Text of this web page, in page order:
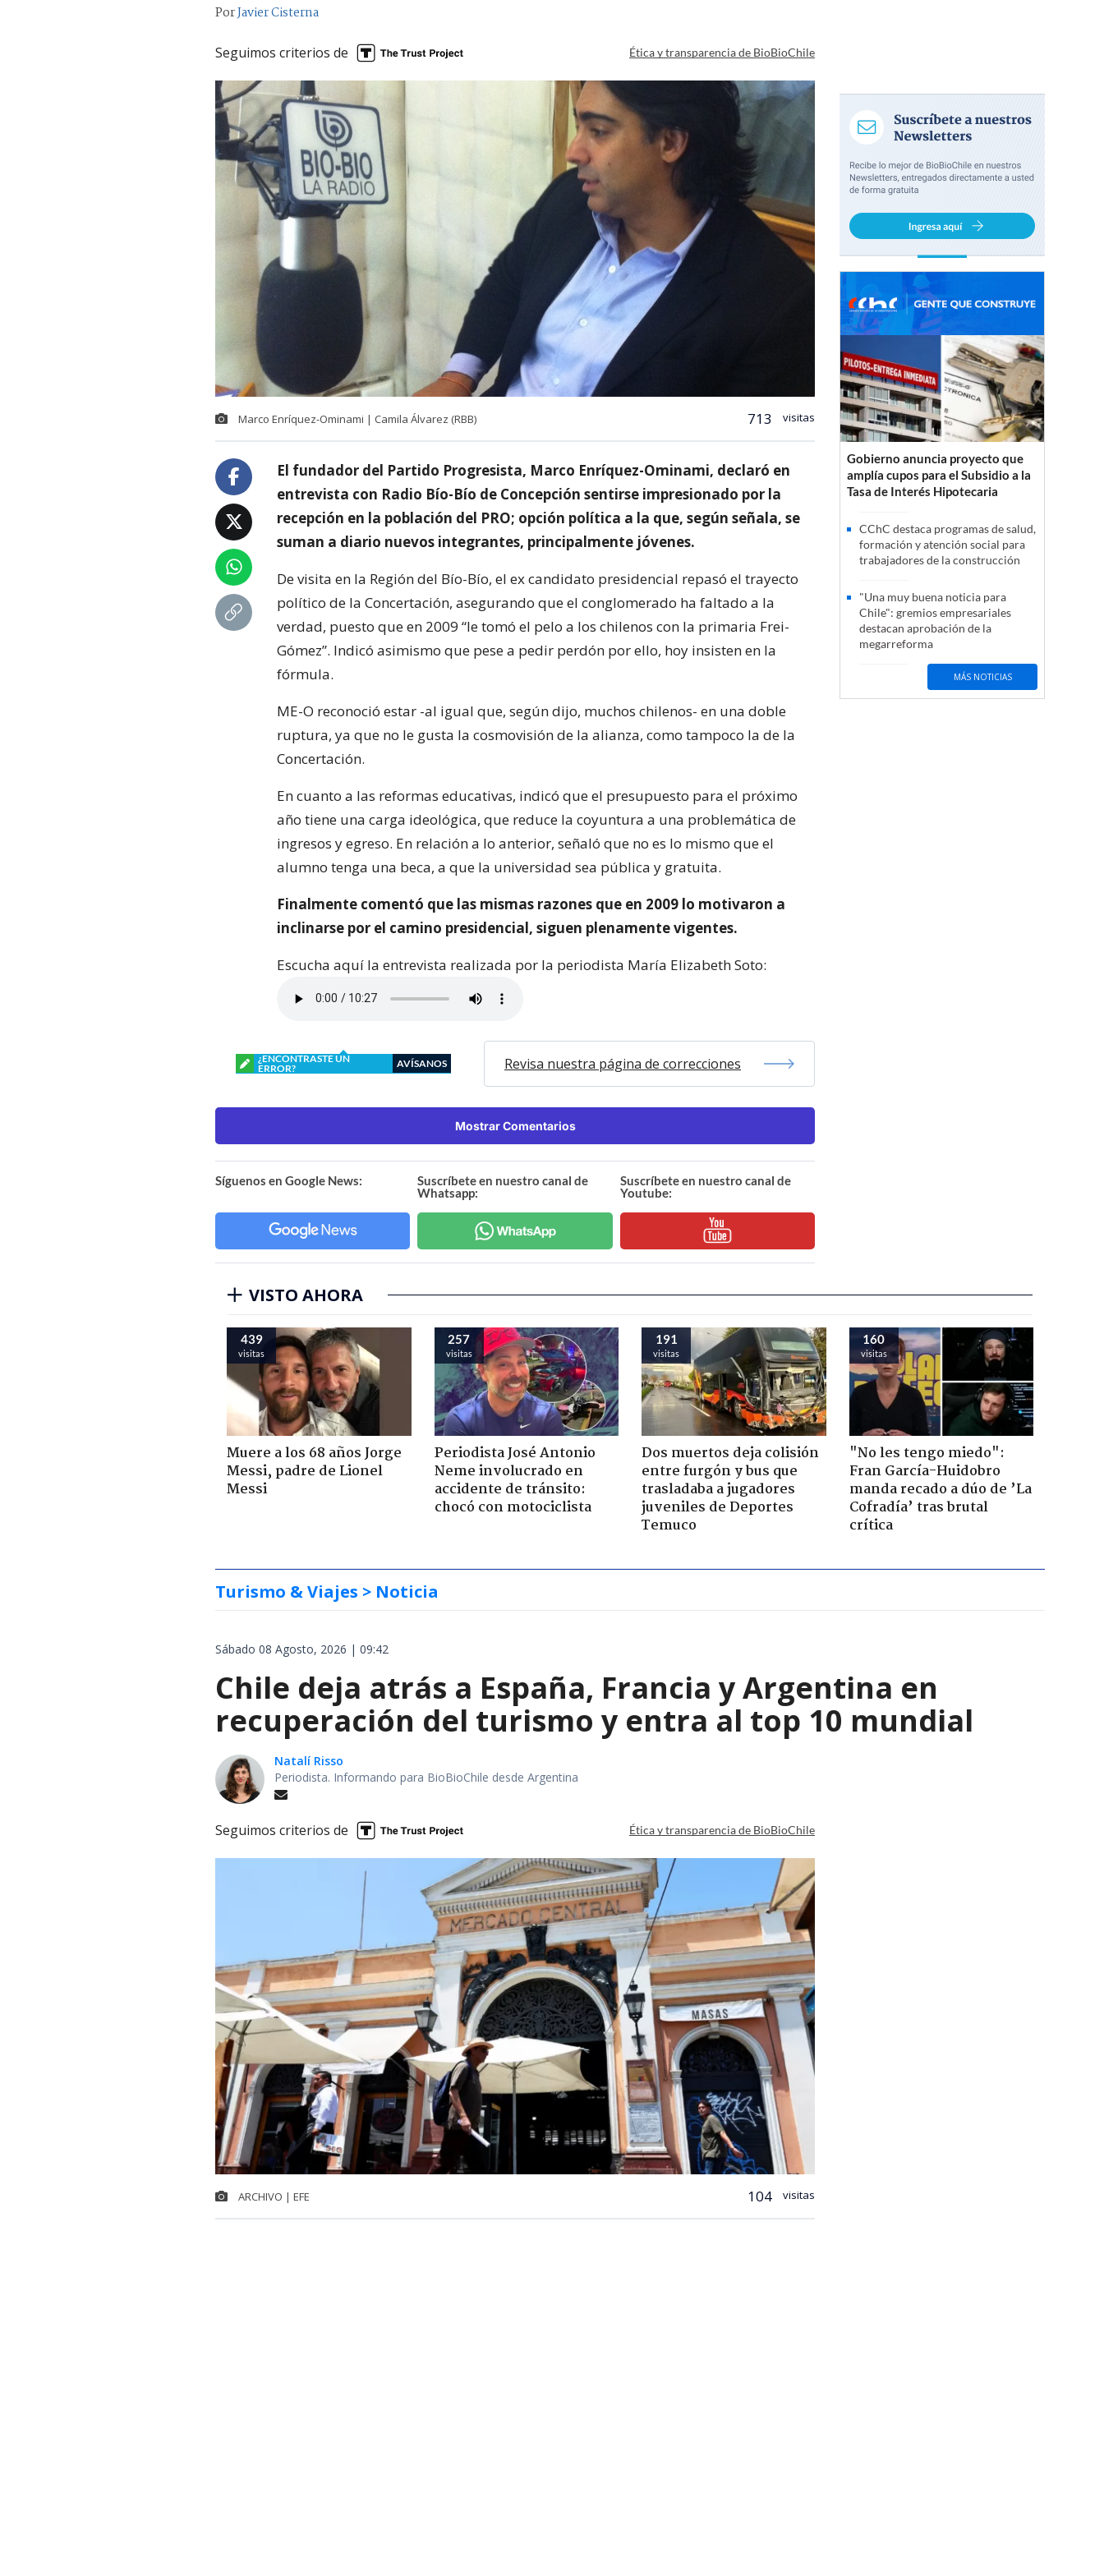
PorJavier Cisterna
Seguimos criterios de Ética y transparencia de BioBioChile
Marco Enríquez-Ominami | Camila Álvarez (RBB) 713 visitas
El fundador del Partido Progresista, Marco Enríquez-Ominami, declaró en
entrevista con Radio Bío-Bío de Concepción sentirse impresionado por la
recepción en la población del PRO; opción política a la que, según señala, se
suman a diario nuevos integrantes, principalmente jóvenes.
De visita en la Región del Bío-Bío, el ex candidato presidencial repasó el trayecto
político de la Concertación, asegurando que el conglomerado ha faltado a la
verdad, puesto que en 2009 “le tomó el pelo a los chilenos con la primaria Frei-
Gómez”. Indicó asimismo que pese a pedir perdón por ello, hoy insisten en la
fórmula.
ME-O reconoció estar -al igual que, según dijo, muchos chilenos- en una doble
ruptura, ya que no le gusta la cosmovisión de la alianza, como tampoco la de la
Concertación.
En cuanto a las reformas educativas, indicó que el presupuesto para el próximo
año tiene una carga ideológica, que reduce la coyuntura a una problemática de
ingresos y egreso. En relación a lo anterior, señaló que no es lo mismo que el
alumno tenga una beca, a que la universidad sea pública y gratuita.
Finalmente comentó que las mismas razones que en 2009 lo motivaron a
inclinarse por el camino presidencial, siguen plenamente vigentes.
Escucha aquí la entrevista realizada por la periodista María Elizabeth Soto:
¿ENCONTRASTE UN
ERROR?
AVÍSANOS Revisa nuestra página de correcciones
Mostrar Comentarios
Síguenos en Google News:
Suscríbete en nuestro canal de
Whatsapp:
Suscríbete en nuestro canal de
Youtube:
Gobierno anuncia proyecto que
amplía cupos para el Subsidio a la
Tasa de Interés Hipotecaria
CChC destaca programas de salud,
formación y atención social para
trabajadores de la construcción
"Una muy buena noticia para
Chile": gremios empresariales
destacan aprobación de la
megarreforma
MÁS NOTICIAS
VISTO AHORA
439
visitas
Muere a los 68 años Jorge
Messi, padre de Lionel
Messi
257
visitas
Periodista José Antonio
Neme involucrado en
accidente de tránsito:
chocó con motociclista
191
visitas
Dos muertos deja colisión
entre furgón y bus que
trasladaba a jugadores
juveniles de Deportes
Temuco
160
visitas
"No les tengo miedo":
Fran García-Huidobro
manda recado a dúo de ’La
Cofradía’ tras brutal
crítica
Turismo & Viajes > Noticia
Sábado 08 Agosto, 2026 | 09:42
Chile deja atrás a España, Francia y Argentina en
recuperación del turismo y entra al top 10 mundial
Natalí Risso
Periodista. Informando para BioBioChile desde Argentina
Seguimos criterios de Ética y transparencia de BioBioChile
ARCHIVO | EFE 104 visitas